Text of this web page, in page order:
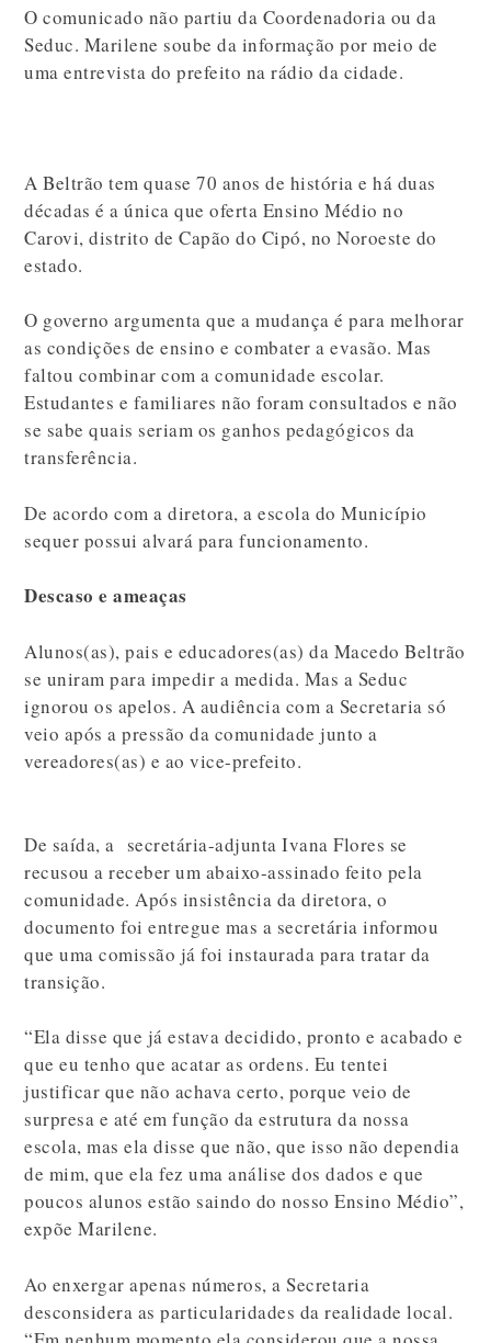
O comunicado não partiu da Coordenadoria ou da
Seduc. Marilene soube da informação por meio de
uma entrevista do prefeito na rádio da cidade.
A Beltrão tem quase 70 anos de história e há duas
décadas é a única que oferta Ensino Médio no
Carovi, distrito de Capão do Cipó, no Noroeste do
estado.
O governo argumenta que a mudança é para melhorar
as condições de ensino e combater a evasão. Mas
faltou combinar com a comunidade escolar.
Estudantes e familiares não foram consultados e não
se sabe quais seriam os ganhos pedagógicos da
transferência.
De acordo com a diretora, a escola do Município
sequer possui alvará para funcionamento.
Descaso e ameaças
Alunos(as), pais e educadores(as) da Macedo Beltrão
se uniram para impedir a medida. Mas a Seduc
ignorou os apelos. A audiência com a Secretaria só
veio após a pressão da comunidade junto a
vereadores(as) e ao vice-prefeito.
De saída, a secretária-adjunta Ivana Flores se
recusou a receber um abaixo-assinado feito pela
comunidade. Após insistência da diretora, o
documento foi entregue mas a secretária informou
que uma comissão já foi instaurada para tratar da
transição.
“Ela disse que já estava decidido, pronto e acabado e
que eu tenho que acatar as ordens. Eu tentei
justificar que não achava certo, porque veio de
surpresa e até em função da estrutura da nossa
escola, mas ela disse que não, que isso não dependia
de mim, que ela fez uma análise dos dados e que
poucos alunos estão saindo do nosso Ensino Médio”,
expõe Marilene.
Ao enxergar apenas números, a Secretaria
desconsidera as particularidades da realidade local.